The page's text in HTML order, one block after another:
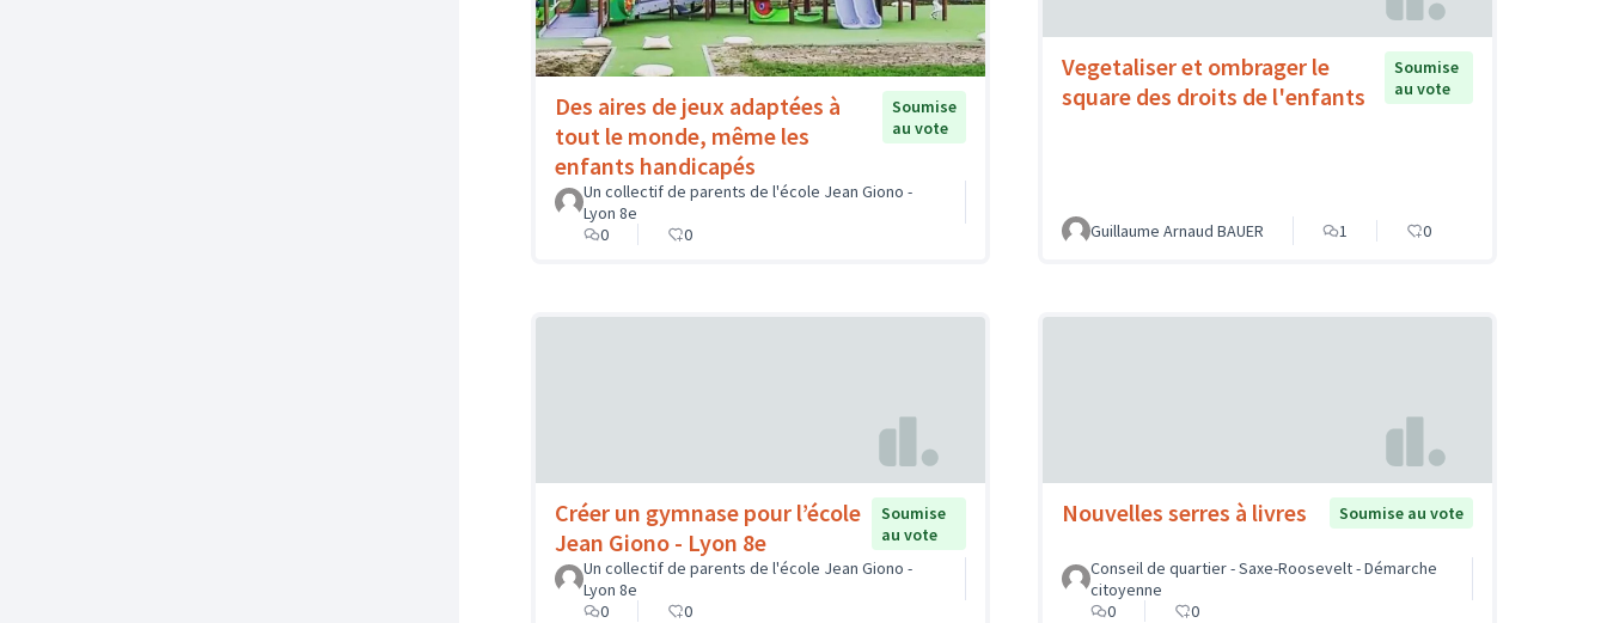
Des aires de jeux adaptées à
tout le monde, même les
enfants handicapés
Soumise
au vote
Un collectif de parents de l'école Jean Giono -
Lyon 8e
0
0
Vegetaliser et ombrager le
square des droits de l'enfants
Soumise
au vote
Guillaume Arnaud BAUER 1 0
Créer un gymnase pour l’école
Jean Giono - Lyon 8e
Soumise
au vote
Un collectif de parents de l'école Jean Giono -
Lyon 8e
0
0
Nouvelles serres à livres Soumise au vote
Conseil de quartier - Saxe-Roosevelt - Démarche
citoyenne
0
0